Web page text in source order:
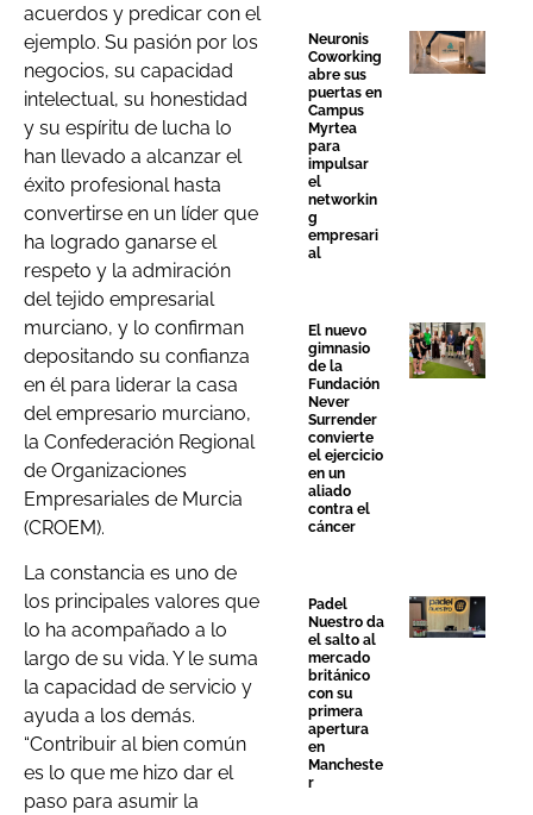
acuerdos y predicar con el
ejemplo. Su pasión por los
negocios, su capacidad
intelectual, su honestidad
y su espíritu de lucha lo
han llevado a alcanzar el
éxito profesional hasta
convertirse en un líder que
ha logrado ganarse el
respeto y la admiración
del tejido empresarial
murciano, y lo confirman
depositando su confianza
en él para liderar la casa
del empresario murciano,
la Confederación Regional
de Organizaciones
Empresariales de Murcia
(CROEM).
La constancia es uno de
los principales valores que
lo ha acompañado a lo
largo de su vida. Y le suma
la capacidad de servicio y
ayuda a los demás.
“Contribuir al bien común
es lo que me hizo dar el
paso para asumir la
Neuronis
Coworking
abre sus
puertas en
Campus
Myrtea
para
impulsar
el
networkin
g
empresari
al
El nuevo
gimnasio
de la
Fundación
Never
Surrender
convierte
el ejercicio
en un
aliado
contra el
cáncer
Padel
Nuestro da
el salto al
mercado
británico
con su
primera
apertura
en
Mancheste
r